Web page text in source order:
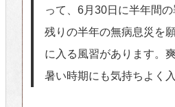
って、6月30日に半年間の
残りの半年の無病息災を
に入る風習があります。
暑い時期にも気持ちよく